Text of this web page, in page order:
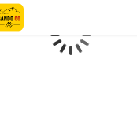
Pyrénées-Orientales Le
Chargement